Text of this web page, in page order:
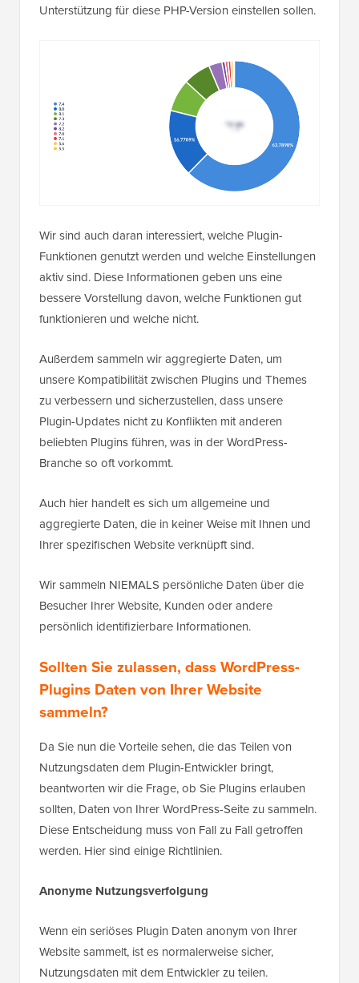
Unterstützung für diese PHP-Version einstellen sollen.
Wir sind auch daran interessiert, welche Plugin-
Funktionen genutzt werden und welche Einstellungen
aktiv sind. Diese Informationen geben uns eine
bessere Vorstellung davon, welche Funktionen gut
funktionieren und welche nicht.
Außerdem sammeln wir aggregierte Daten, um
unsere Kompatibilität zwischen Plugins und Themes
zu verbessern und sicherzustellen, dass unsere
Plugin-Updates nicht zu Konflikten mit anderen
beliebten Plugins führen, was in der WordPress-
Branche so oft vorkommt.
Auch hier handelt es sich um allgemeine und
aggregierte Daten, die in keiner Weise mit Ihnen und
Ihrer spezifischen Website verknüpft sind.
Wir sammeln NIEMALS persönliche Daten über die
Besucher Ihrer Website, Kunden oder andere
persönlich identifizierbare Informationen.
Sollten Sie zulassen, dass WordPress-
Plugins Daten von Ihrer Website
sammeln?
Da Sie nun die Vorteile sehen, die das Teilen von
Nutzungsdaten dem Plugin-Entwickler bringt,
beantworten wir die Frage, ob Sie Plugins erlauben
sollten, Daten von Ihrer WordPress-Seite zu sammeln.
Diese Entscheidung muss von Fall zu Fall getroffen
werden. Hier sind einige Richtlinien.
Anonyme Nutzungsverfolgung
Wenn ein seriöses Plugin Daten anonym von Ihrer
Website sammelt, ist es normalerweise sicher,
Nutzungsdaten mit dem Entwickler zu teilen.